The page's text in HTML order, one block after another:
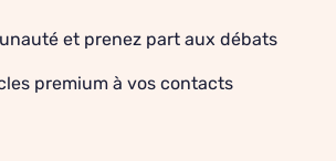
et prenez part aux débats
premium à vos contacts